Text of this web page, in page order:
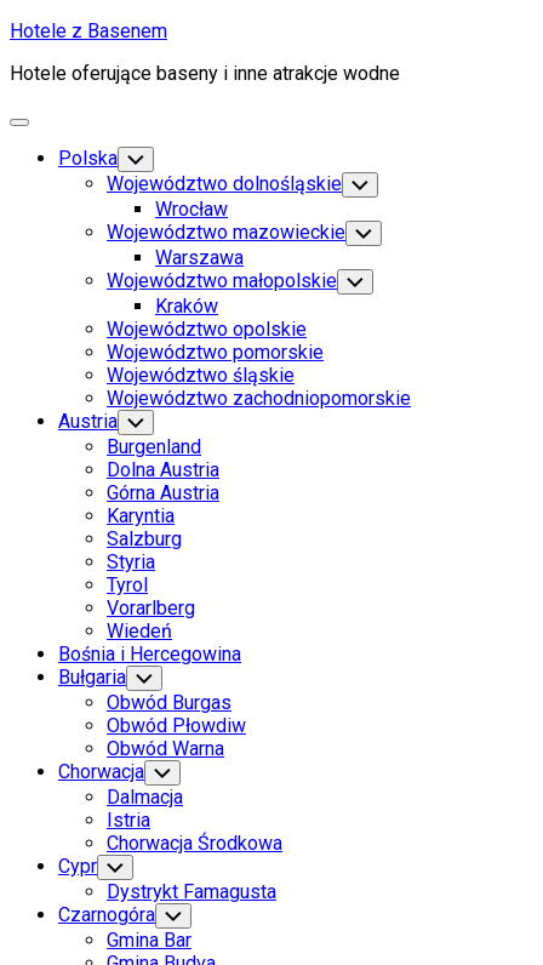
Skip
content
Hotele z Basenem
Hotele oferujące baseny i inne atrakcje wodne
Expand
Polska Toggle
Child
Menu
Województwo dolnośląskie Toggle
Child
Menu
Wrocław
Województwo mazowieckie Toggle
Child
Menu
Warszawa
Województwo małopolskie Toggle
Child
Kraków
Województwo opolskie
Województwo pomorskie
Województwo śląskie
Województwo zachodniopomorskie
Austria Toggle
Child
Menu
Burgenland
Dolna Austria
Górna Austria
Karyntia
Salzburg
Styria
Tyrol
Vorarlberg
Wiedeń
Bośnia i Hercegowina
Bułgaria Toggle
Child
Menu
Obwód Burgas
Obwód Płowdiw
Obwód Warna
Chorwacja Toggle
Child
Menu
Dalmacja
Istria
Chorwacja Środkowa
Cypr Toggle
Child
Menu
Dystrykt Famagusta
Czarnogóra Toggle
Child
Menu
Gmina Bar